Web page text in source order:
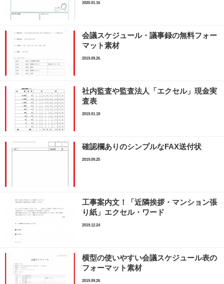
2020.01.16
会議スケジュール・議事録の無料フォー
マット素材
2019.09.26
社内監査や監査法人「エクセル」現金実
査表
2019.01.18
確認欄ありのシンプルなFAX送付状
2019.09.25
工事案内文！「近隣挨拶・マンション張
り紙」エクセル・ワード
2019.12.24
横型の使いやすい会議スケジュール表の
フォーマット素材
2019.09.26